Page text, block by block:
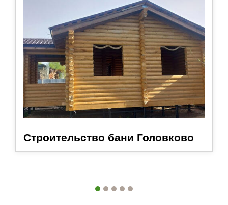
Строительство бани Головково